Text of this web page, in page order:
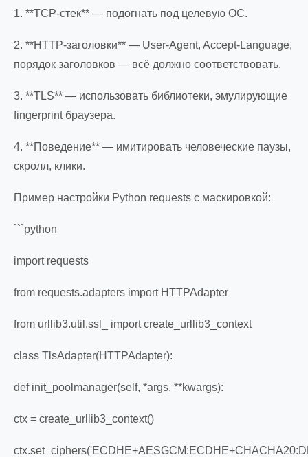
1. **TCP-стек** — подогнать под целевую ОС.
2. **HTTP-заголовки** — User-Agent, Accept-Language,
порядок заголовков — всё должно соответствовать.
3. **TLS** — использовать библиотеки, эмулирующие
fingerprint браузера.
4. **Поведение** — имитировать человеческие паузы,
скролл, клики.
Пример настройки Python requests с маскировкой:
```python
import requests
from requests.adapters import HTTPAdapter
from urllib3.util.ssl_ import create_urllib3_context
class TlsAdapter(HTTPAdapter):
def init_poolmanager(self, *args, **kwargs):
ctx = create_urllib3_context()